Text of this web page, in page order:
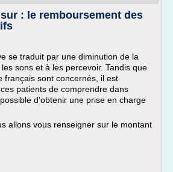
: le remboursement des
se traduit par une diminution de la
sons et à les percevoir. Tandis que
français sont concernés, il est
patients de comprendre dans
d'obtenir une prise en charge
allons vous renseigner sur le montant